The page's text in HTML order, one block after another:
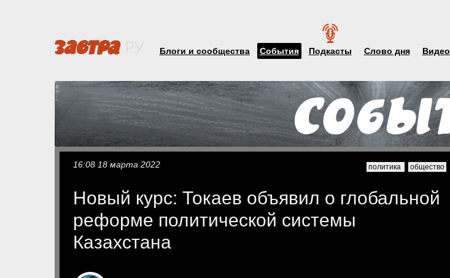
Блоги и сообщества События Подкасты Слово дня Видео
16:08 18 марта 2022 политика общество
Новый курс: Токаев объявил о глобальной
реформе политической системы
Казахстана